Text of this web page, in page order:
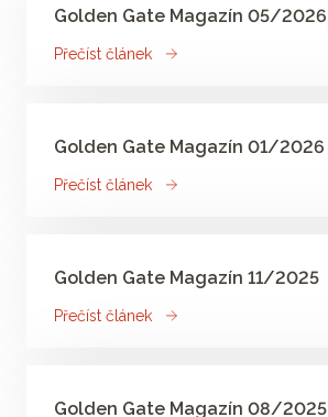
Golden Gate Magazín 05/2026
Přečíst článek
Golden Gate Magazín 01/2026
Přečíst článek
Golden Gate Magazín 11/2025
Přečíst článek
Golden Gate Magazín 08/2025